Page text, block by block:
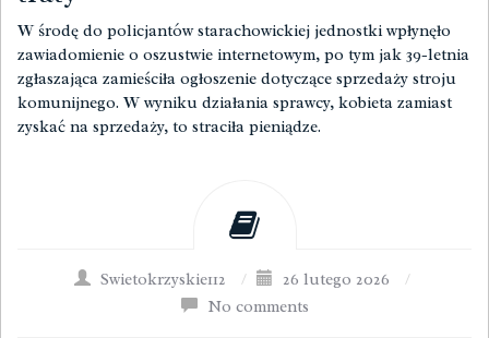
W środę do policjantów starachowickiej jednostki wpłynęło
zawiadomienie o oszustwie internetowym, po tym jak 39-letnia
zgłaszająca zamieściła ogłoszenie dotyczące sprzedaży stroju
komunijnego. W wyniku działania sprawcy, kobieta zamiast
zyskać na sprzedaży, to straciła pieniądze.
Swietokrzyskie112 / 26 lutego 2026
/
No comments